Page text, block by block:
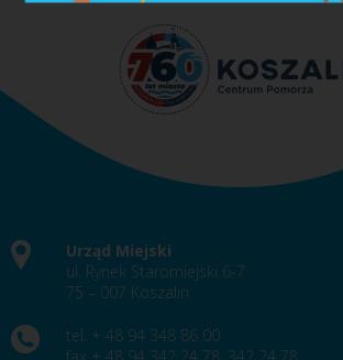
Urząd Miejski
ul. Rynek Staromiejski 6-7
75 – 007 Koszalin
tel. + 48 94 348 86 00